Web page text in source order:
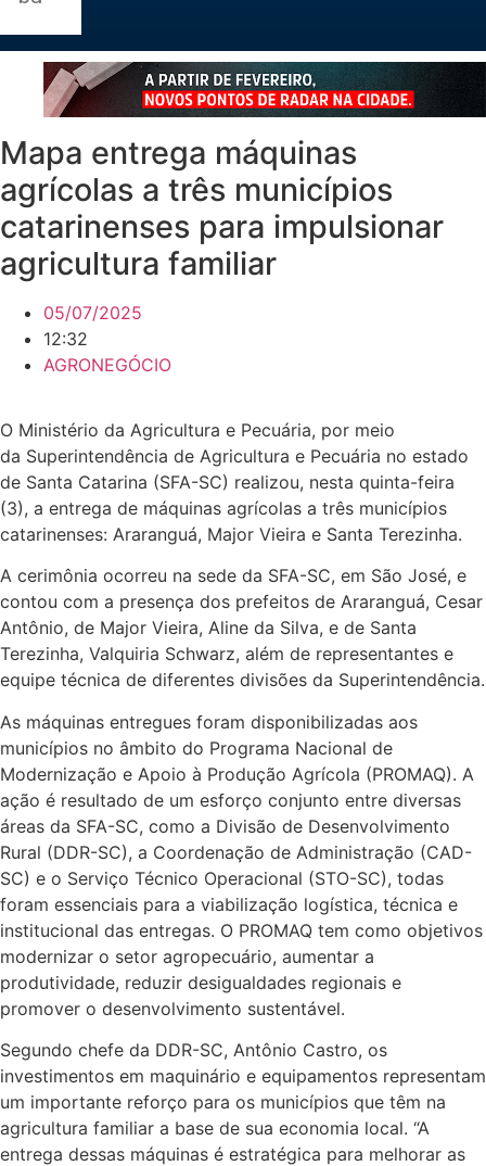
Mapa entrega máquinas
agrícolas a três municípios
catarinenses para impulsionar
agricultura familiar
05/07/2025
12:32
AGRONEGÓCIO
O Ministério da Agricultura e Pecuária, por meio
da Superintendência de Agricultura e Pecuária no estado
de Santa Catarina (SFA-SC) realizou, nesta quinta-feira
(3), a entrega de máquinas agrícolas a três municípios
catarinenses: Araranguá, Major Vieira e Santa Terezinha.
A cerimônia ocorreu na sede da SFA-SC, em São José, e
contou com a presença dos prefeitos de Araranguá, Cesar
Antônio, de Major Vieira, Aline da Silva, e de Santa
Terezinha, Valquiria Schwarz, além de representantes e
equipe técnica de diferentes divisões da Superintendência.
As máquinas entregues foram disponibilizadas aos
municípios no âmbito do Programa Nacional de
Modernização e Apoio à Produção Agrícola (PROMAQ). A
ação é resultado de um esforço conjunto entre diversas
áreas da SFA-SC, como a Divisão de Desenvolvimento
Rural (DDR-SC), a Coordenação de Administração (CAD-
SC) e o Serviço Técnico Operacional (STO-SC), todas
foram essenciais para a viabilização logística, técnica e
institucional das entregas. O PROMAQ tem como objetivos
modernizar o setor agropecuário, aumentar a
produtividade, reduzir desigualdades regionais e
promover o desenvolvimento sustentável.
Segundo chefe da DDR-SC, Antônio Castro, os
investimentos em maquinário e equipamentos representam
um importante reforço para os municípios que têm na
agricultura familiar a base de sua economia local. “A
entrega dessas máquinas é estratégica para melhorar as